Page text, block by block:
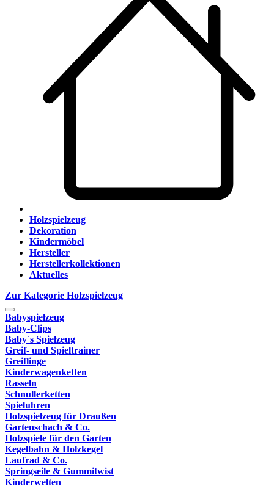
Holzspielzeug
Dekoration
Kindermöbel
Hersteller
Herstellerkollektionen
Aktuelles
Zur Kategorie Holzspielzeug
Babyspielzeug
Baby-Clips
Baby´s Spielzeug
Greif- und Spieltrainer
Greiflinge
Kinderwagenketten
Rasseln
Schnullerketten
Spieluhren
Holzspielzeug für Draußen
Gartenschach & Co.
Holzspiele für den Garten
Kegelbahn & Holzkegel
Laufrad & Co.
Springseile & Gummitwist
Kinderwelten